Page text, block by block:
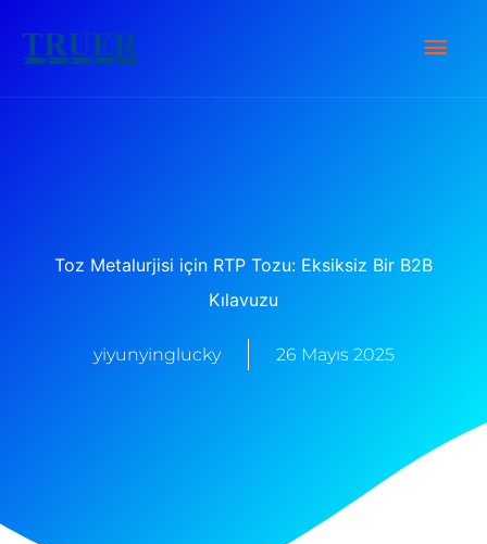
atla
Ana
Toz Metalurjisi için RTP Tozu: Eksiksiz Bir B2B
Kılavuzu
yiyunyinglucky 26 Mayıs 2025